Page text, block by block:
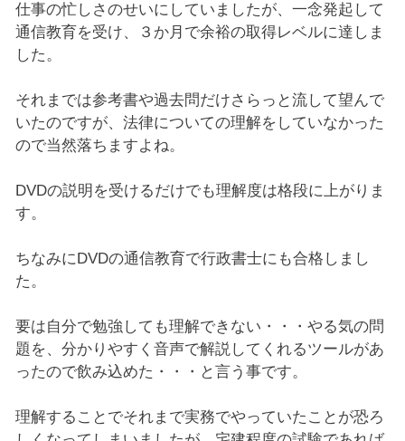
仕事の忙しさのせいにしていましたが、一念発起して
通信教育を受け、３か月で余裕の取得レベルに達しま
した。
それまでは参考書や過去問だけさらっと流して望んで
いたのですが、法律についての理解をしていなかった
ので当然落ちますよね。
DVDの説明を受けるだけでも理解度は格段に上がりま
す。
ちなみにDVDの通信教育で行政書士にも合格しまし
た。
要は自分で勉強しても理解できない・・・やる気の問
題を、分かりやすく音声で解説してくれるツールがあ
ったので飲み込めた・・・と言う事です。
理解することでそれまで実務でやっていたことが恐ろ